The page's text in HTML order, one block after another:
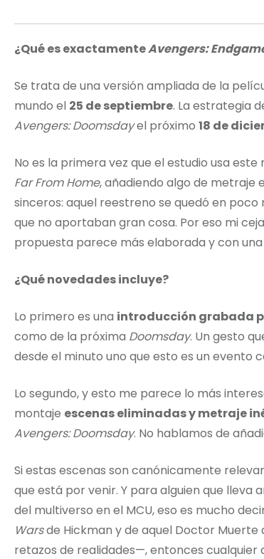
¿Qué es exactamenteAvengers:
Se trata de una versión ampliada de la
mundo el 25 de septiembre. La estrategia
Avengers: Doomsdayel próximo 18 de
No es la primera vez que el estudio usa este
Far From Home, añadiendo algo de metraje
sinceros: aquel reestreno se quedó en
que no aportaban gran cosa. Por eso mi
propuesta parece más elaborada y con
¿Qué novedades incluye?
Lo primero es una introducción grabada
como de la próxima Doomsday. Un gesto
desde el minuto uno que esto es un evento
Lo segundo, y esto me parece lo más
montaje escenas eliminadas y metraje
Avengers: Doomsday. No hablamos de
Si estas escenas son canónicamente
que está por venir. Y para alguien que lleva
del multiverso en el MCU, eso es mucho
Warsde Hickman y de aquel Doctor Muerte
retazos de realidades—, entonces